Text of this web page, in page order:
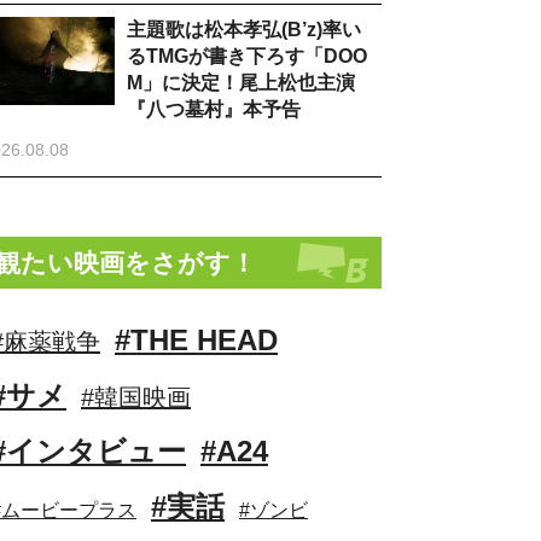
主題歌は松本孝弘(B’z)率い
るTMGが書き下ろす「DOO
M」に決定！尾上松也主演
『八つ墓村』本予告
たい映画をさがす！
薬戦争 #THE HEAD
サメ
#韓国映画
インタビュー #A24
ービープラス #実話 #ゾンビ